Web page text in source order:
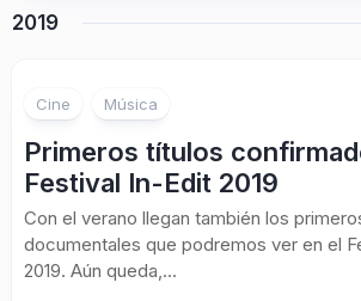
2019
Cine Música
Primeros títulos
Festival In-Edit 2019
Con el verano llegan también los
documentales que podremos ver en el
2019. Aún queda,...